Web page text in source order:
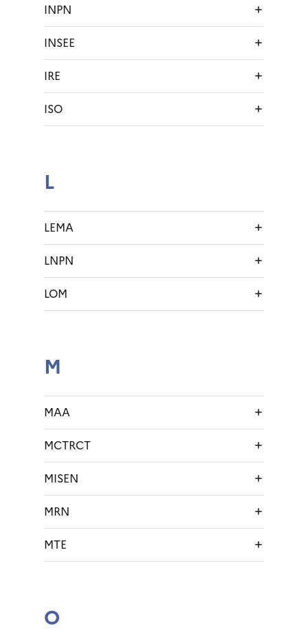
INPN
INSEE
IRE
ISO
L
LEMA
LNPN
LOM
M
MAA
MCTRCT
MISEN
MRN
MTE
O